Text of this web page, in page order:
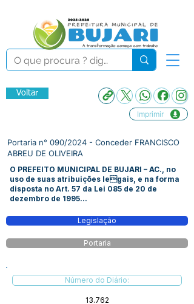
Voltar
Imprimir
Portaria n° 090/2024 - Conceder FRANCISCO
ABREU DE OLIVEIRA
O PREFEITO MUNICIPAL DE BUJARI – AC., no
uso de suas atribuições legais, e na forma
disposta no Art. 57 da Lei 085 de 20 de
dezembro de 1995...
Legislação
Portaria
Número do Diário:
13.762